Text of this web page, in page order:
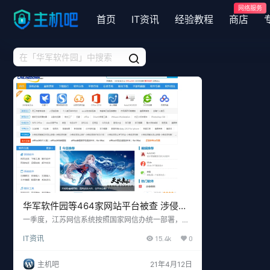
首页 IT资讯 经验教程 商店
网络服务
华军软件园等464家网站平台被查 涉侵权
假冒、色情低俗与赌博
一季度，江苏网信系统按照国家网信办统一部署，持
“江湖骗子”等专项整治，强化多部门联合执法，切实
为，有效遏制有害信息反弹、反复势头，持续为青少
年营造清朗网络空间。 江苏省市网信办依法依规对
IT资讯 15.4k 0
主机吧 21年4月12日